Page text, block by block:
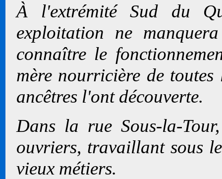
À l'extrémité Sud du
exploitation ne
connaître le
mère nourricière de
ancêtres l'ont découverte.
Dans la rue Sous-la-
ouvriers, travaillant sous
vieux métiers.